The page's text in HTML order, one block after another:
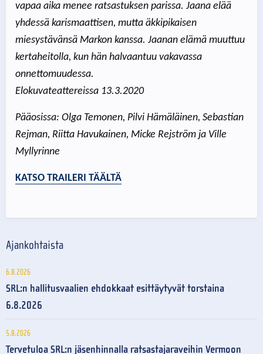
vapaa aika menee ratsastuksen parissa. Jaana elää
yhdessä karismaattisen, mutta äkkipikaisen
miesystävänsä Markon kanssa. Jaanan elämä muuttuu
kertaheitolla, kun hän halvaantuu vakavassa
onnettomuudessa.
Elokuvateattereissa 13.3.2020
Pääosissa: Olga Temonen, Pilvi Hämäläinen, Sebastian
Rejman, Riitta Havukainen, Micke Rejström ja Ville
Myllyrinne
KATSO TRAILERI TÄÄLTÄ
Ajankohtaista
6.8.2026
SRL:n hallitusvaalien ehdokkaat esittäytyvät torstaina
6.8.2026
5.8.2026
Tervetuloa SRL:n jäsenhinnalla ratsastajaraveihin Vermoon